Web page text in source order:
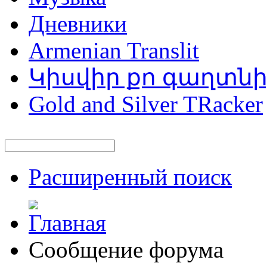
Дневники
Armenian Translit
Կիսվիր քո
Gold and Silver TRacker
Расширенный поиск
Сообщение форума